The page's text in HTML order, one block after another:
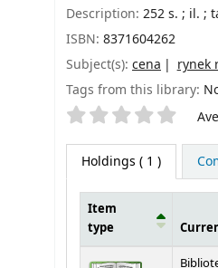
Description: 252 s. ; il. ;
ISBN: 8371604262
Subject(s): cena rynek
Tags from this library:
Star ratings
Holdings ( 1 )
Item
type